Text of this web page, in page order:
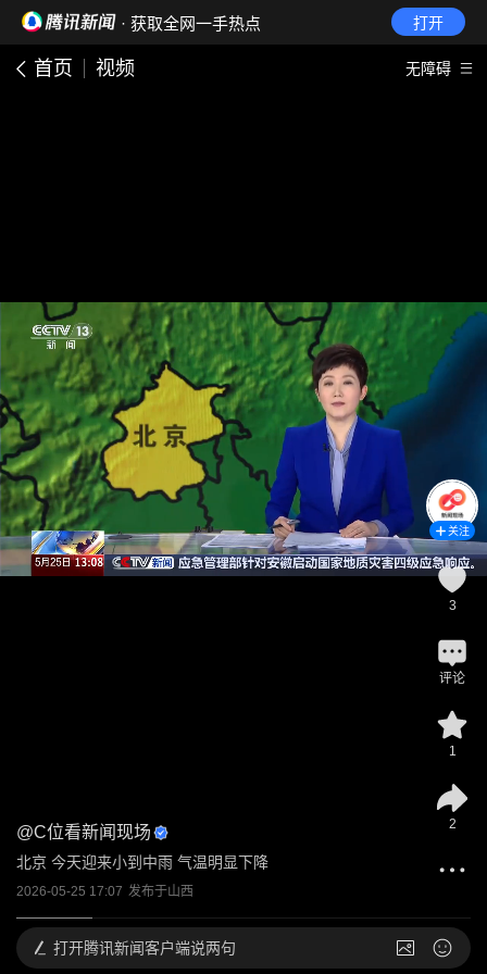
· 获取全网一手热点 打开
首页 视频 无障碍
@C位看新闻现场
北京 今天迎来小到中雨 气温明显下降
2026-05-25 17:07 发布于山西
关注
3
评论
1
2
打开腾讯新闻客户端说两句